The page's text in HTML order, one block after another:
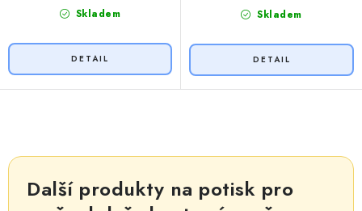
Skladem Skladem
v
Další produkty na potisk pro